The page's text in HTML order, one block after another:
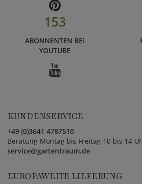
153
ABONNENTEN BEI
YOUTUBE
KUNDENSERVICE
+49 (0)3641 4787510
Beratung Montag bis Freitag 10 bis 14
service@gartentraum.de
EUROPAWEITE LIEFERUNG